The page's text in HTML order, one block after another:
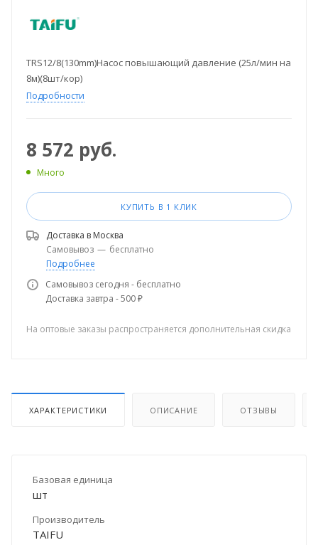
TRS12/8(130mm)Насос повышающий давление (25л/мин на
8м)(8шт/кор)
Подробности
8 572 руб.
Много
КУПИТЬ В 1 КЛИК
Доставка в Москва
Самовывоз — бесплатно
Подробнее
Самовывоз сегодня - бесплатно
Доставка завтра - 500 ₽
На оптовые заказы распространяется дополнительная скидка
ХАРАКТЕРИСТИКИ ОПИСАНИЕ ОТЗЫВЫ
Базовая единица
шт
Производитель
TAIFU